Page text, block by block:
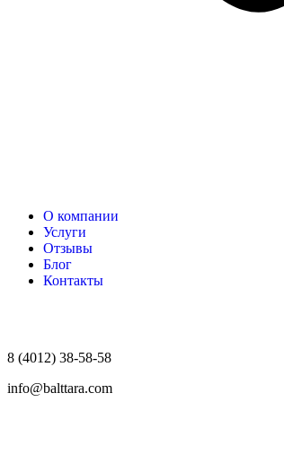
О компании
Услуги
Отзывы
Блог
Контакты
8 (4012) 38-58-58
info@balttara.com